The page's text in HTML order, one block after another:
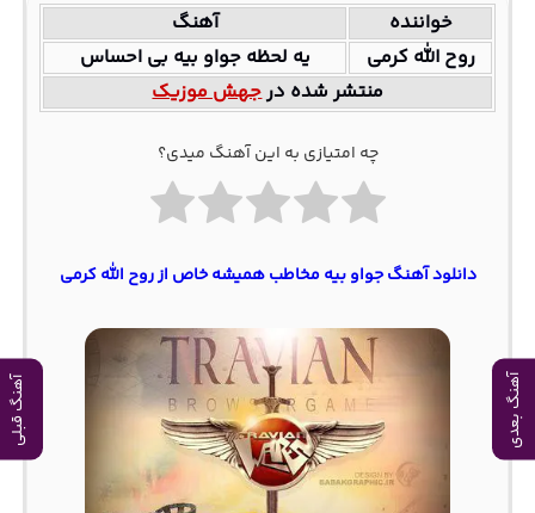
آهنگ بعدی آهنگ قبلی
خواننده
آهنگ
روح الله کرمی
یه لحظه جواو بیه بی احساس
منتشر شده درجهش موزیک
چه امتیازی به این آهنگ میدی؟
دانلود آهنگ جواو بیه مخاطب همیشه خاص از روح الله کرمی